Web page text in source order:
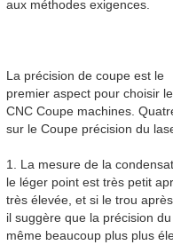
aux méthodes exigences.
La précision de coupe est le
premier aspect pour choisir
CNC Coupe machines.
sur le Coupe précision du
1. La mesure de la
le léger point est très petit
très élevée, et si le trou après
il suggère que la précision
même beaucoup plus plus